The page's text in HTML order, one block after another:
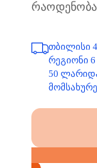
რაოდენობა
თბილისი
რეგიონი
50